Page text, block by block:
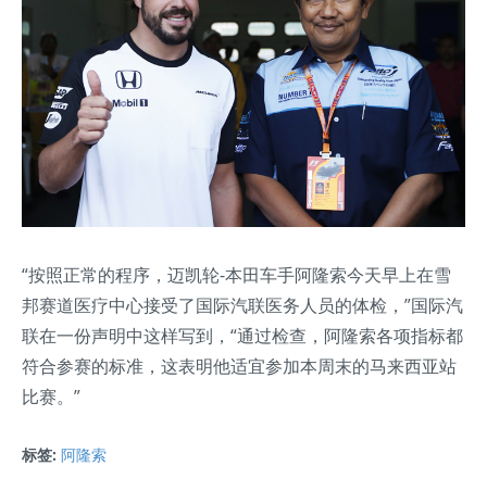
“按照正常的程序，迈凯轮-本田车手阿隆索今天早上在雪
邦赛道医疗中心接受了国际汽联医务人员的体检，”国际汽
联在一份声明中这样写到，“通过检查，阿隆索各项指标都
符合参赛的标准，这表明他适宜参加本周末的马来西亚站
比赛。”
标签: 阿隆索